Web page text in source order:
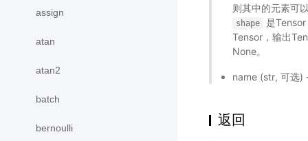
assign
atan
atan2
batch
bernoulli
则其中的元素可
shape
是
Tensor，输出
None。
name (str, 可选)
返回